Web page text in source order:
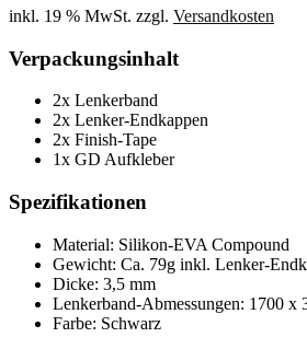
inkl. 19 % MwSt. zzgl. Versandkosten
Verpackungsinhalt
2x Lenkerband
2x Lenker-Endkappen
2x Finish-Tape
1x GD Aufkleber
Spezifikationen
Material: Silikon-EVA Compound
Gewicht: Ca. 79g inkl. Lenker-
Dicke: 3,5 mm
Lenkerband-Abmessungen: 1700 x
Farbe: Schwarz